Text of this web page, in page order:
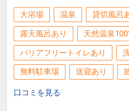
大浴場 温泉 貸切風呂
露天風呂あり 天然温泉
バリアフリートイレあり
無料駐車場 送迎あり
口コミを見る